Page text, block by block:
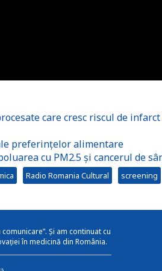
care cresc riscul de infarct
preferințelor alimentare
cu PM2.5 și cancerul de
Radio Romania Cultural screening
Și am continuat cu
în medicină din România.